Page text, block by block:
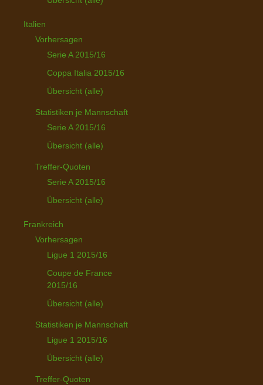
Italien
Vorhersagen
Serie A 2015/16
Coppa Italia 2015/16
Übersicht (alle)
Statistiken je Mannschaft
Serie A 2015/16
Übersicht (alle)
Treffer-Quoten
Serie A 2015/16
Übersicht (alle)
Frankreich
Vorhersagen
Ligue 1 2015/16
Coupe de France
2015/16
Übersicht (alle)
Statistiken je Mannschaft
Ligue 1 2015/16
Übersicht (alle)
Treffer-Quoten